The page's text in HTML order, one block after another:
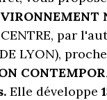
CENTRE, par
DE LYON),
Elle développe